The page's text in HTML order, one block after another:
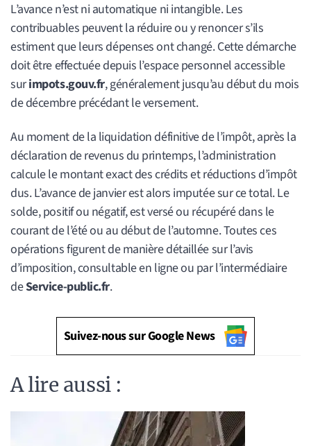
L’avance n’est ni automatique ni intangible. Les
contribuables peuvent la réduire ou y renoncer s’ils
estiment que leurs dépenses ont changé. Cette démarche
doit être effectuée depuis l’espace personnel accessible
surimpots.gouv.fr, généralement jusqu’au début du mois
de décembre précédant le versement.
Au moment de la liquidation définitive de l’impôt, après la
déclaration de revenus du printemps, l’administration
calcule le montant exact des crédits et réductions d’impôt
dus. L’avance de janvier est alors imputée sur ce total. Le
solde, positif ou négatif, est versé ou récupéré dans le
courant de l’été ou au début de l’automne. Toutes ces
opérations figurent de manière détaillée sur l’avis
d’imposition, consultable en ligne ou par l’intermédiaire
deService-public.fr.
Suivez-nous sur Google News
A lire aussi :